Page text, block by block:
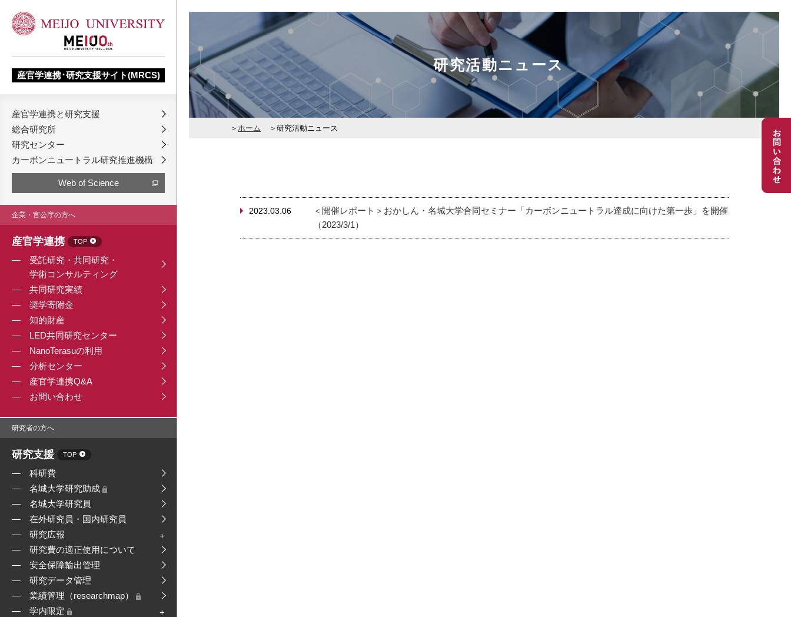
産官学連携･研究支援サイト(MRCS)
産官学連携と研究支援
総合研究所
研究センター
カーボンニュートラル研究推進機構
Web of Science
企業・官公庁の方へ
産官学連携 TOP
受託研究・共同研究・
学術コンサルティング
共同研究実績
奨学寄附金
知的財産
LED共同研究センター
NanoTerasuの利用
分析センター
産官学連携Q&A
お問い合わせ
研究者の方へ
研究支援 TOP
科研費
名城大学研究助成
名城大学研究員
在外研究員・国内研究員
研究広報
研究費の適正使用について
安全保障輸出管理
研究データ管理
業績管理（researchmap）
学内限定
研究活動ニュース
ホーム 研究活動ニュース
2023.03.06
＜開催レポート＞おかしん・名城大学合同セミナー「カーボンニュートラル達成に向けた第一歩」を開催
（2023/3/1）